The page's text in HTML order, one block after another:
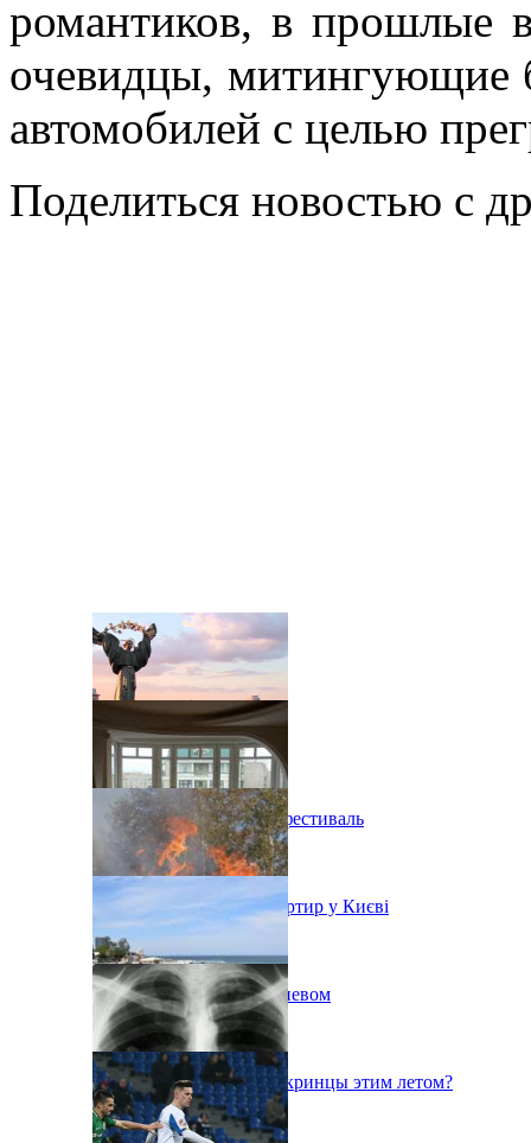
романтиков, в прошлые
очевидцы, митингующие
автомобилей с целью
Поделиться новостью с
В Киеве состоится эко-фестиваль
Ситуація з орендою квартир у Києві
Пожар на свалке под Киевом
Куда поедут отдыхать укринцы этим летом?